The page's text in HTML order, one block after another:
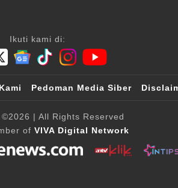
Ikuti kami di:
Pedoman Media Siber
©2026 | All Rights Reserved
ofVIVA Digital Network